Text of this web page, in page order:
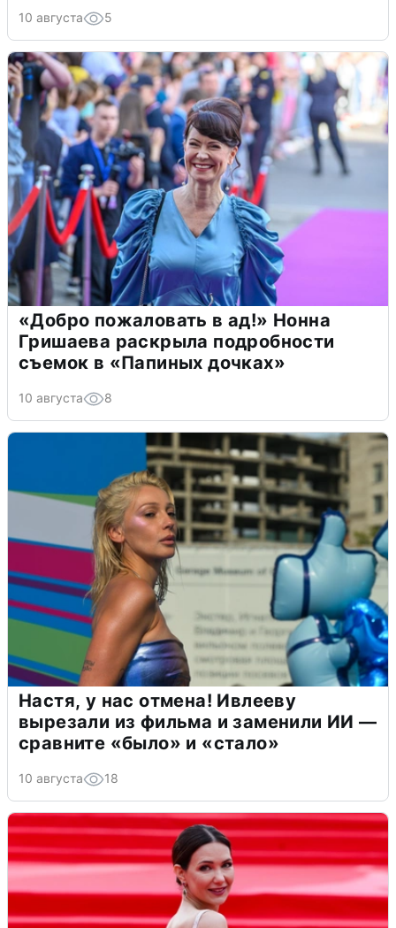
10 августа 5
«Добро пожаловать в ад!» Нонна
Гришаева раскрыла подробности
съемок в «Папиных дочках»
10 августа 8
Настя, у нас отмена! Ивлееву
вырезали из фильма и заменили ИИ —
сравните «было» и «стало»
10 августа 18